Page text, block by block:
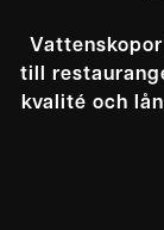
till
kvalité och